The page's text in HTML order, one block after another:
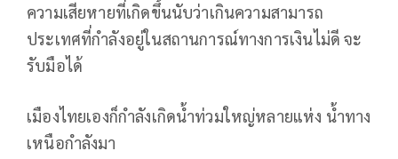
ความเสียหายที่เกิดขึ้นนับว่าเกินความสามารถ
ประเทศที่กำลังอยู่ในสถานการณ์ทางการเงินไม่ดี จะ
รับมือได้
เมืองไทยเองก็กำลังเกิดน้ำท่วมใหญ่หลายแห่ง น้ำทาง
เหนือกำลังมา